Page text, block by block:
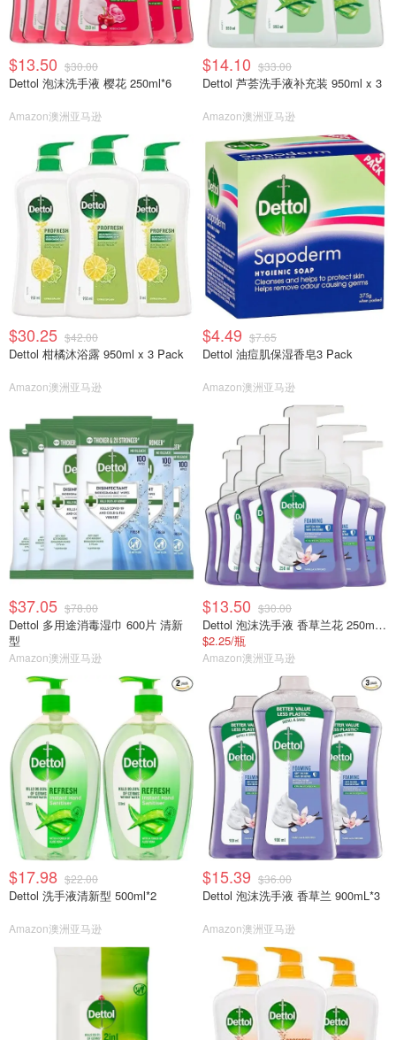
$13.50 $30.00
Dettol 泡沫洗手液 樱花 250ml*6
Amazon澳洲亚马逊
$14.10 $33.00
Dettol 芦荟洗手液补充装 950ml x 3
Amazon澳洲亚马逊
$30.25 $42.00
Dettol 柑橘沐浴露 950ml x 3 Pack
Amazon澳洲亚马逊
$4.49 $7.65
Dettol 油痘肌保湿香皂3 Pack
Amazon澳洲亚马逊
$37.05 $78.00
Dettol 多用途消毒湿巾 600片 清新
型
Amazon澳洲亚马逊
$13.50 $30.00
Dettol 泡沫洗手液 香草兰花 250ml×6
$2.25/瓶
Amazon澳洲亚马逊
$17.98 $22.00
Dettol 洗手液清新型 500ml*2
Amazon澳洲亚马逊
$15.39 $36.00
Dettol 泡沫洗手液 香草兰 900mL*3
Amazon澳洲亚马逊